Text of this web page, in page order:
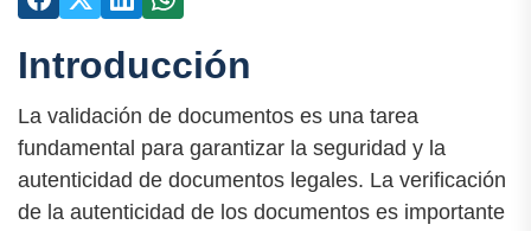
Introducción
La validación de documentos es una tarea
fundamental para garantizar la seguridad y la
autenticidad de documentos legales. La verificación
de la autenticidad de los documentos es importante